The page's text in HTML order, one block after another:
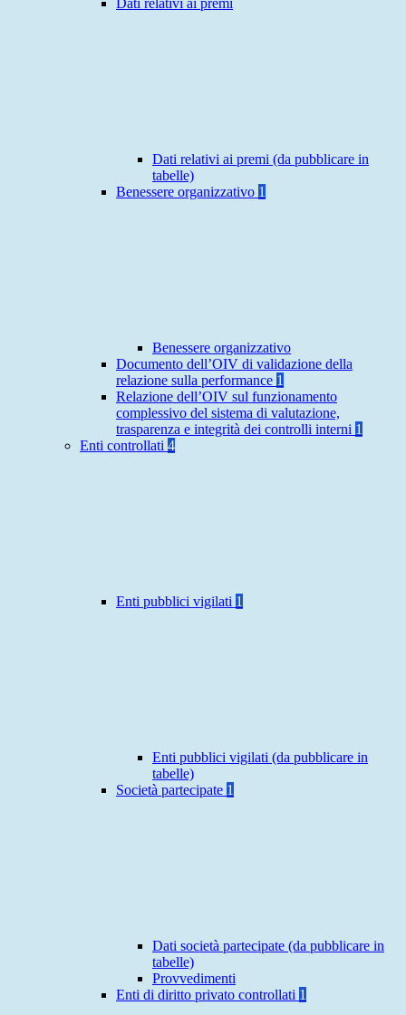
Dati relativi ai premi
Dati relativi ai premi (da pubblicare in
tabelle)
Benessere organizzativo 1
Benessere organizzativo
Documento dell’OIV di validazione della
relazione sulla performance 1
Relazione dell’OIV sul funzionamento
complessivo del sistema di valutazione,
trasparenza e integrità dei controlli interni 1
Enti controllati 4
Enti pubblici vigilati 1
Enti pubblici vigilati (da pubblicare in
tabelle)
Società partecipate 1
Dati società partecipate (da pubblicare in
tabelle)
Provvedimenti
Enti di diritto privato controllati 1